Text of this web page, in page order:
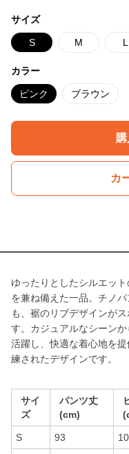
サイズ
S M L
カラー
ピンク ブラウン
カ
ゆったりとしたシルエッ
を兼ね備えた一品。チノ
も、裾のリブデザインが
す。カジュアルなシーン
活躍し、快適な着心地を
練されたデザインです。
サイ
ズ
パンツ丈
(cm)
S 93